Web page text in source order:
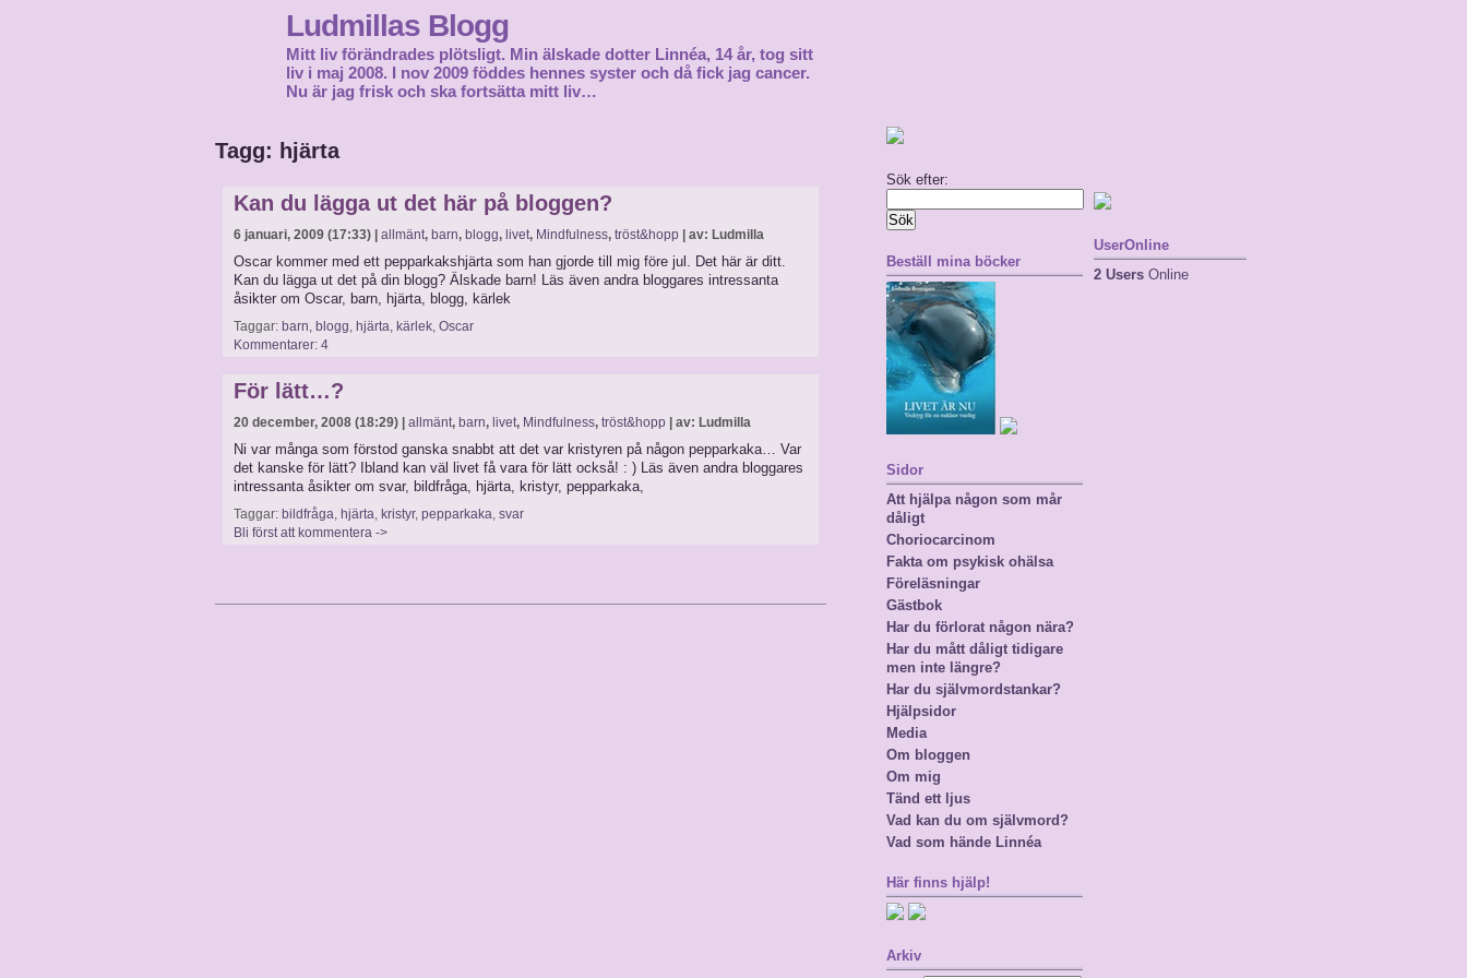
Ludmillas Blogg
Mitt liv förändrades plötsligt. Min älskade dotter Linnéa, 14 år, tog sitt
liv i maj 2008. I nov 2009 föddes hennes syster och då fick jag cancer.
Nu är jag frisk och ska fortsätta mitt liv…
Tagg: hjärta
Kan du lägga ut det här på bloggen?
6 januari, 2009 (17:33) | allmänt, barn, blogg, livet, Mindfulness, tröst&hopp | av: Ludmilla
Oscar kommer med ett pepparkakshjärta som han gjorde till mig före jul. Det här är ditt.
Kan du lägga ut det på din blogg? Älskade barn! Läs även andra bloggares intressanta
åsikter om Oscar, barn, hjärta, blogg, kärlek
Taggar: barn, blogg, hjärta, kärlek, Oscar
Kommentarer: 4
För lätt…?
20 december, 2008 (18:29) | allmänt, barn, livet, Mindfulness, tröst&hopp | av: Ludmilla
Ni var många som förstod ganska snabbt att det var kristyren på någon pepparkaka… Var
det kanske för lätt? Ibland kan väl livet få vara för lätt också! : ) Läs även andra bloggares
intressanta åsikter om svar, bildfråga, hjärta, kristyr, pepparkaka,
Taggar: bildfråga, hjärta, kristyr, pepparkaka, svar
Bli först att kommentera ->
Sök efter:
Beställ mina böcker
Sidor
Att hjälpa någon som mår
dåligt
Choriocarcinom
Fakta om psykisk ohälsa
Föreläsningar
Gästbok
Har du förlorat någon nära?
Har du mått dåligt tidigare
men inte längre?
Har du självmordstankar?
Hjälpsidor
Media
Om bloggen
Om mig
Tänd ett ljus
Vad kan du om självmord?
Vad som hände Linnéa
Här finns hjälp!
Arkiv
UserOnline
2 Users Online